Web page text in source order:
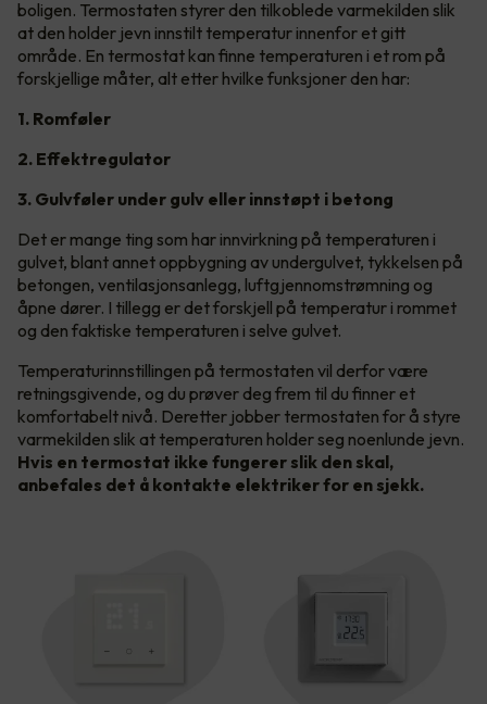
boligen. Termostaten styrer den tilkoblede varmekilden slik
at den holder jevn innstilt temperatur innenfor et gitt
område. En termostat kan finne temperaturen i et rom på
forskjellige måter, alt etter hvilke funksjoner den har:
1. Romføler
2. Effektregulator
3. Gulvføler under gulv eller innstøpt i betong
Det er mange ting som har innvirkning på temperaturen i
gulvet, blant annet oppbygning av undergulvet, tykkelsen på
betongen, ventilasjonsanlegg, luftgjennomstrømning og
åpne dører. I tillegg er det forskjell på temperatur i rommet
og den faktiske temperaturen i selve gulvet.
Temperaturinnstillingen på termostaten vil derfor være
retningsgivende, og du prøver deg frem til du finner et
komfortabelt nivå. Deretter jobber termostaten for å styre
varmekilden slik at temperaturen holder seg noenlunde jevn.
Hvis en termostat ikke fungerer slik den skal,
anbefales det å kontakte elektriker for en sjekk.